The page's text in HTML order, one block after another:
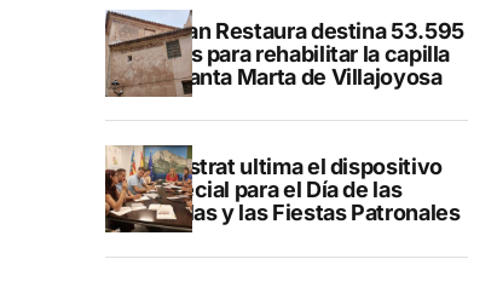
El Plan Restaura destina 53.595
euros para rehabilitar la capilla
de Santa Marta de Villajoyosa
Finestrat ultima el dispositivo
especial para el Día de las
Paellas y las Fiestas Patronales